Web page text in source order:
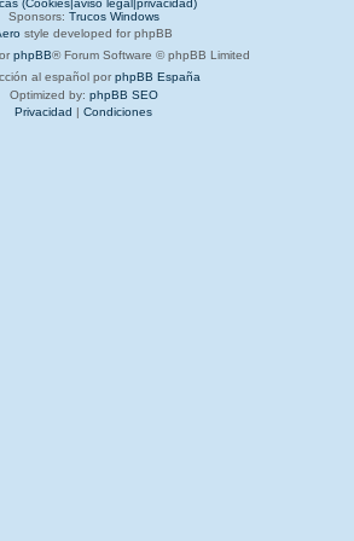
Sponsors: Trucos Windows
style developed for phpBB
phpBB® Forum Software © phpBB Limited
al español por phpBB España
Optimized by: phpBB SEO
Privacidad | Condiciones